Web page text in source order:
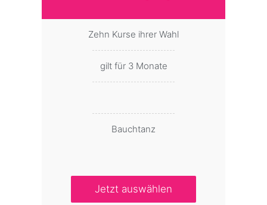
Zehn Kurse ihrer Wahl
gilt für 3 Monate
Bauchtanz
Jetzt auswählen